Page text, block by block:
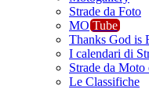
Strade da Foto
MO Tube
Thanks God is
I calendari di
Strade da Moto
Le Classifiche